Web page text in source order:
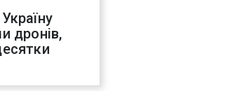
дронів,